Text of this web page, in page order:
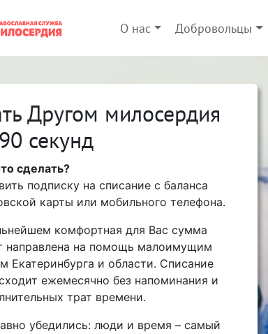
О нас Добровольцы
Другом милосердия
секунд
сделать?
подписку на списание с баланса
карты или мобильного телефона.
комфортная для Вас сумма
направлена на помощь малоимущим
Екатеринбурга и области. Списание
ежемесячно без напоминания и
трат времени.
убедились: люди и время – самый